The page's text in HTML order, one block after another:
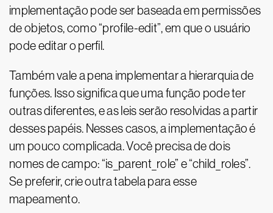
implementação pode ser baseada em permissões
de objetos, como “profile-edit”, em que o usuário
pode editar o perfil.
Também vale a pena implementar a hierarquia de
funções. Isso significa que uma função pode ter
outras diferentes, e as leis serão resolvidas a partir
desses papéis. Nesses casos, a implementação é
um pouco complicada. Você precisa de dois
nomes de campo: “is_parent_role” e “child_roles”.
Se preferir, crie outra tabela para esse
mapeamento.